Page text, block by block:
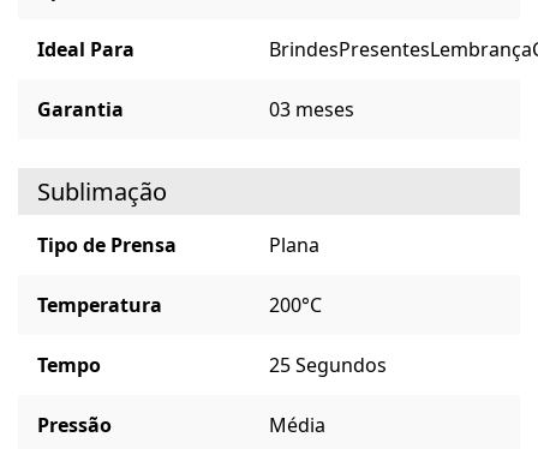
Ideal Para BrindesPresentesLembrança
Garantia 03 meses
Sublimação
Tipo de Prensa Plana
Temperatura 200°C
Tempo 25 Segundos
Pressão Média